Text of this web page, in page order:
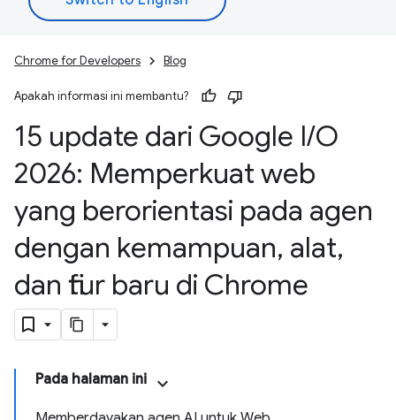
Chrome for Developers Blog
Apakah informasi ini membantu?
15 update dari Google I/O
2026: Memperkuat web
yang berorientasi pada agen
dengan kemampuan, alat,
dan fitur baru di Chrome
Pada halaman ini